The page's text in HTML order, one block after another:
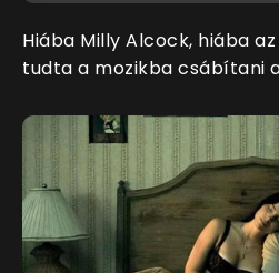
Hiába Milly Alcock, hiába
tudta a mozikba csábítani